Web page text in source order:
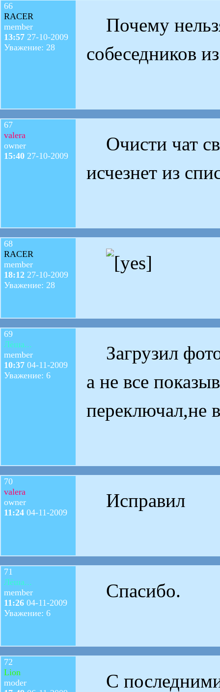
66
RACER
member
13:57 27-10-2009
Уважение: 28
Почему
собеседников
67
valera
owner
15:40 27-10-2009
Очисти чат
исчезнет из
68
RACER
member
18:12 27-10-2009
Уважение: 28
69
Лёша...
member
10:37 04-11-2009
Уважение: 6
Загрузил
а не все
переключал,не
70
valera
owner
11:24 04-11-2009
Исправил
71
Лёша...
member
11:26 04-11-2009
Уважение: 6
Спасибо.
72
Lion
moder
С